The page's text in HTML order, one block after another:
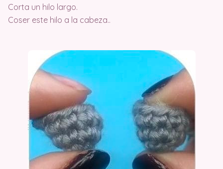
Corta un hilo largo.
Coser este hilo a la cabeza..